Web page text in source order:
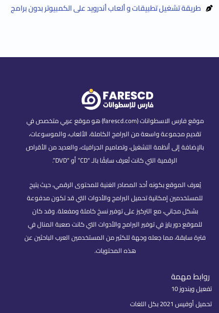
طريقة تشغيل تطبيقات و ألعاب أندرويد على الكمبيوتر بدون برامج
موقع فارس الاسطوانات (farescd.com) هو موقع عربي متخصص في
تقديم مجموعة واسعة من البرامج الكاملة، الألعاب، والموسوعات،
بالإضافة إلى أنظمة التشغيل، وتصاميم الجرافيك، والعديد من الأقراص
الرقمية التي كانت تُعرف سابقًا بالـ “CD” أو “DVD”.
يُعرف الموقع بكونه أحد المصادر الغنية للمحتوى الرقمي، حيث يتيح
للمستخدمين إمكانية تحميل البرامج والأدوات التي قد تكون مدفوعة
بشكل مجاني، مع التركيز على توفير نسخ كاملة ومفعلة. وقد كان
للموقع دور بارز في توفير البرامج والأدوات التي كانت صعبة المنال في
فترة سابقة، مما جعله وجهة للكثير من المستخدمين العرب الباحثين عن
هذه المحتويات.
روابط مهمة
تفعيل ويندوز 10
تحميل أوفيس 2021 بكل اللغات